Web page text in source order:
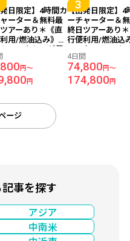
日限定】4時間カ
ーター＆無料最
アーあり＊《直
用/燃油込み》空
リーナモールが
内！『パークヒ
ル』宿泊 セブ島
★往復専用車送
円～
円
【出発日限定】4
ーチャーター＆
終日ツアーあり
行便利用/燃油込
ン！マクタンニ
ウンビーチが徒
内！『メルキュ
クタン セブ』宿
4日間
74,800円～
174,800円
ージ
事を探す
アジア
中南米